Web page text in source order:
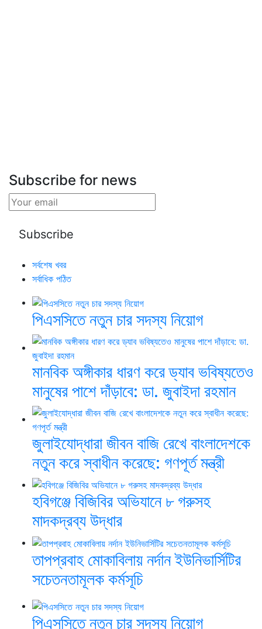
Subscribe for news
সর্বশেষ খবর
সর্বাধিক পঠিত
পিএসসিতে নতুন চার সদস্য নিয়োগ
মানবিক অঙ্গীকার ধারণ করে ড্যাব ভবিষ্যতেও
মানুষের পাশে দাঁড়াবে: ডা. জুবাইদা রহমান
জুলাইযোদ্ধারা জীবন বাজি রেখে বাংলাদেশকে
নতুন করে স্বাধীন করেছে: গণপূর্ত মন্ত্রী
হবিগঞ্জে বিজিবির অভিযানে ৮ গরুসহ
মাদকদ্রব্য উদ্ধার
তাপপ্রবাহ মোকাবিলায় নর্দান ইউনিভার্সিটির
সচেতনতামূলক কর্মসূচি
পিএসসিতে নতুন চার সদস্য নিয়োগ